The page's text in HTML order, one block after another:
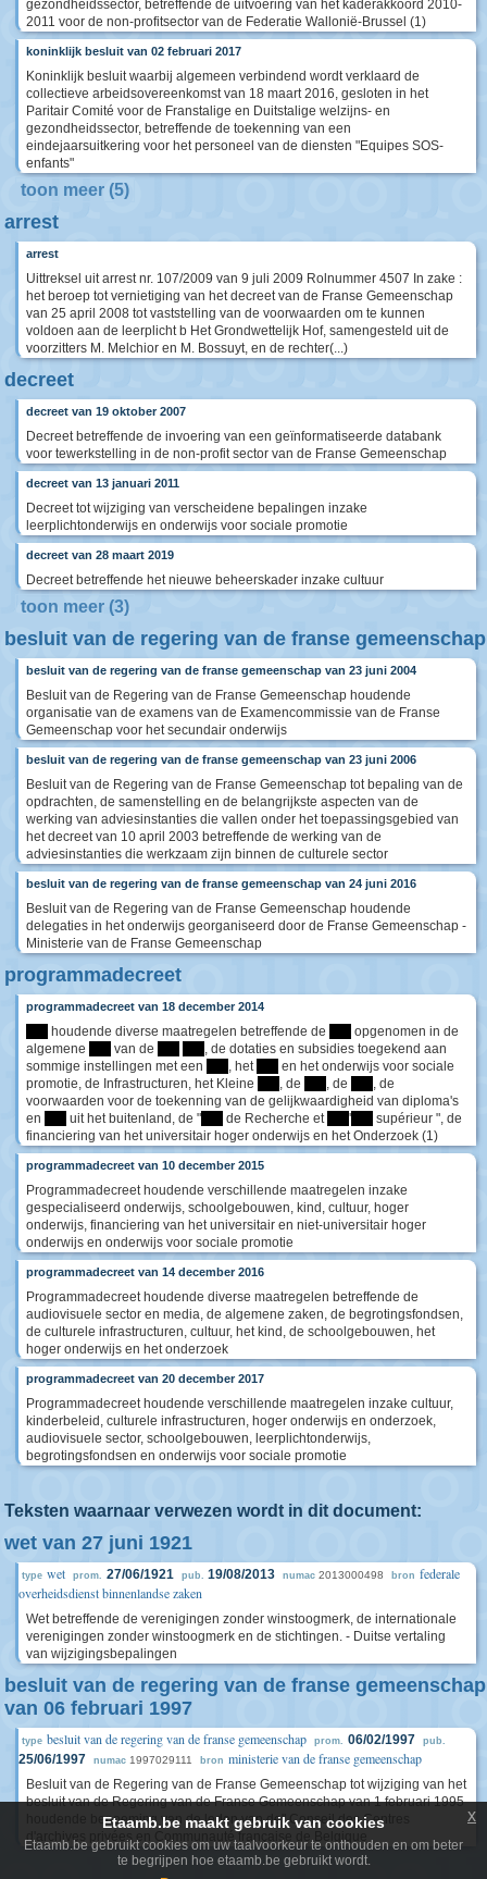
gezondheidssector, betreffende de uitvoering van het kaderakkoord 2010-
2011 voor de non-profitsector van de Federatie Wallonië-Brussel (1)
koninklijk besluit van 02 februari 2017
Koninklijk besluit waarbij algemeen verbindend wordt verklaard de
collectieve arbeidsovereenkomst van 18 maart 2016, gesloten in het
Paritair Comité voor de Franstalige en Duitstalige welzijns- en
gezondheidssector, betreffende de toekenning van een
eindejaarsuitkering voor het personeel van de diensten "Equipes SOS-
enfants"
toon meer (5)
arrest
arrest
Uittreksel uit arrest nr. 107/2009 van 9 juli 2009 Rolnummer 4507 In zake :
het beroep tot vernietiging van het decreet van de Franse Gemeenschap
van 25 april 2008 tot vaststelling van de voorwaarden om te kunnen
voldoen aan de leerplicht b Het Grondwettelijk Hof, samengesteld uit de
voorzitters M. Melchior en M. Bossuyt, en de rechter(...)
decreet
decreet van 19 oktober 2007
Decreet betreffende de invoering van een geïnformatiseerde databank
voor tewerkstelling in de non-profit sector van de Franse Gemeenschap
decreet van 13 januari 2011
Decreet tot wijziging van verscheidene bepalingen inzake
leerplichtonderwijs en onderwijs voor sociale promotie
decreet van 28 maart 2019
Decreet betreffende het nieuwe beheerskader inzake cultuur
toon meer (3)
besluit van de regering van de franse gemeenschap
besluit van de regering van de franse gemeenschap van 23 juni 2004
Besluit van de Regering van de Franse Gemeenschap houdende
organisatie van de examens van de Examencommissie van de Franse
Gemeenschap voor het secundair onderwijs
besluit van de regering van de franse gemeenschap van 23 juni 2006
Besluit van de Regering van de Franse Gemeenschap tot bepaling van de
opdrachten, de samenstelling en de belangrijkste aspecten van de
werking van adviesinstanties die vallen onder het toepassingsgebied van
het decreet van 10 april 2003 betreffende de werking van de
adviesinstanties die werkzaam zijn binnen de culturele sector
besluit van de regering van de franse gemeenschap van 24 juni 2016
Besluit van de Regering van de Franse Gemeenschap houdende
delegaties in het onderwijs georganiseerd door de Franse Gemeenschap -
Ministerie van de Franse Gemeenschap
programmadecreet
programmadecreet van 18 december 2014
houdende diverse maatregelen betreffende de
opgenomen in de
algemene
van de
, de dotaties en subsidies toegekend aan
sommige instellingen met een
, het
en het onderwijs voor sociale
promotie, de Infrastructuren, het Kleine
, de , de
, de
voorwaarden voor de toekenning van de gelijkwaardigheid van diploma's
en
uit het buitenland, de " de Recherche et '
supérieur ", de
financiering van het universitair hoger onderwijs en het Onderzoek (1)
programmadecreet van 10 december 2015
Programmadecreet houdende verschillende maatregelen inzake
gespecialiseerd onderwijs, schoolgebouwen, kind, cultuur, hoger
onderwijs, financiering van het universitair en niet-universitair hoger
onderwijs en onderwijs voor sociale promotie
programmadecreet van 14 december 2016
Programmadecreet houdende diverse maatregelen betreffende de
audiovisuele sector en media, de algemene zaken, de begrotingsfondsen,
de culturele infrastructuren, cultuur, het kind, de schoolgebouwen, het
hoger onderwijs en het onderzoek
programmadecreet van 20 december 2017
Programmadecreet houdende verschillende maatregelen inzake cultuur,
kinderbeleid, culturele infrastructuren, hoger onderwijs en onderzoek,
audiovisuele sector, schoolgebouwen, leerplichtonderwijs,
begrotingsfondsen en onderwijs voor sociale promotie
Teksten waarnaar verwezen wordt in dit document:
wet van 27 juni 1921
type wet prom. 27/06/1921 pub. 19/08/2013 numac 2013000498 bron federale
overheidsdienst binnenlandse zaken
Wet betreffende de verenigingen zonder winstoogmerk, de internationale
verenigingen zonder winstoogmerk en de stichtingen. - Duitse vertaling
van wijzigingsbepalingen
besluit van de regering van de franse gemeenschap
van 06 februari 1997
type besluit van de regering van de franse gemeenschap prom. 06/02/1997 pub.
25/06/1997 numac 1997029111 bron ministerie van de franse gemeenschap
Besluit van de Regering van de Franse Gemeenschap tot wijziging van het
besluit van de Regering van de Franse Gemeenschap van 1 februari 1995
houdende benoeming van de leden van de" Conseil des Centres
d'archives privées en Communauté française de Belgique
Etaamb.be maakt gebruik van cookies
Etaamb.be gebruikt cookies om uw taalvoorkeur te onthouden en om beter
te begrijpen hoe etaamb.be gebruikt wordt.
x